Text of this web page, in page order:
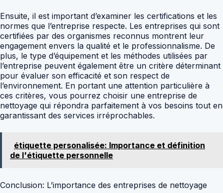
Ensuite, il est important d’examiner les certifications et les
normes que l’entreprise respecte. Les entreprises qui sont
certifiées par des organismes reconnus montrent leur
engagement envers la qualité et le professionnalisme. De
plus, le type d’équipement et les méthodes utilisées par
l’entreprise peuvent également être un critère déterminant
pour évaluer son efficacité et son respect de
l’environnement. En portant une attention particulière à
ces critères, vous pourrez choisir une entreprise de
nettoyage qui répondra parfaitement à vos besoins tout en
garantissant des services irréprochables.
étiquette personalisée: Importance et définition
de l'étiquette personnelle
Conclusion: L’importance des entreprises de nettoyage